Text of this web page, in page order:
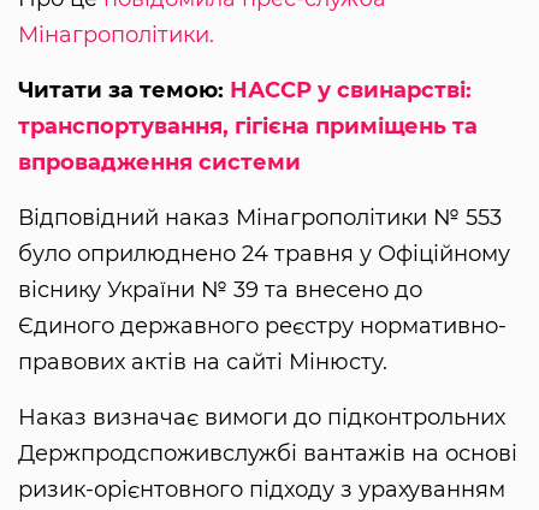
Мінагрополітики.
Читати за темою: НАССР у свинарстві:
транспортування, гігієна приміщень та
впровадження системи
Відповідний наказ Мінагрополітики № 553
було оприлюднено 24 травня у Офіційному
віснику України № 39 та внесено до
Єдиного державного реєстру нормативно-
правових актів на сайті Мінюсту.
Наказ визначає вимоги до підконтрольних
Держпродспоживслужбі вантажів на основі
ризик-орієнтовного підходу з урахуванням